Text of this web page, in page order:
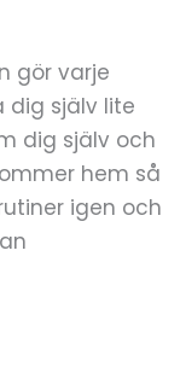
gör varje
dig själv lite
dig själv och
hem så
igen och